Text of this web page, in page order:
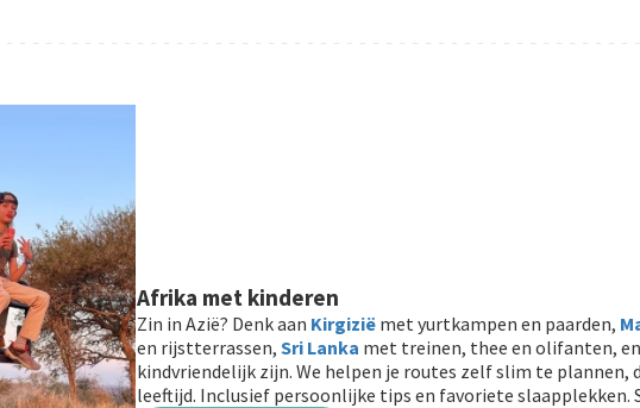
- - - - - - - - - - - - - - - - - - - - - - - - - - - - - - - - - - - - - - - - - - - - - - -
Afrika met kinderen
Zin in Azië? Denk aan Kirgizië met yurtkampen en paarden,
en rijstterrassen, Sri Lanka met treinen, thee en olifanten, en
kindvriendelijk zijn. We helpen je routes zelf slim te
leeftijd. Inclusief persoonlijke tips en favoriete slaapplekken.